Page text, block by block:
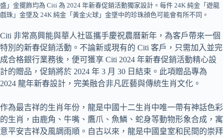
盛」金擺飾均為 Citi 為 2024 年新春促銷活動獨家設計。每件 24K 純金「遊龍
戲珠」金墜及 24K 純金「黃金火球」金墜中的珍珠顔色可能會有所不同。
Citi 非常高興能與華人社區攜手慶祝農曆新年，為客戶帶來一個
特別的新春促銷活動。不論新或現有的 Citi 客戶，只需加入並完
成合格銀行業務後，便可獲享 Citi 2024 年新春促銷活動精心設
計的贈品，促銷將於 2024 年 3 月 30 日結束。此項贈品專為
2024 龍年新春設計，完美融合非凡匠藝與傳統生肖文化。
作為最吉祥的生肖年份，龍是中國十二生肖中唯一帶有神話色彩
的生肖，由鹿角、牛嘴、鷹爪、魚鱗、蛇身等動物形象合成，寓
意平安吉祥及風調雨順。自古以來，龍是中國皇室和民間的崇拜